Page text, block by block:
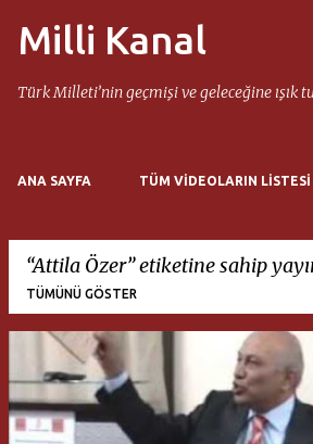
Ana içeriğe atla
Milli Kanal
Türk Milleti’nin geçmişi ve geleceğine ışık
ANA SAYFA TÜM VIDEOLARIN LISTESI
Attila Özer etiketine sahip
TÜMÜNÜ GÖSTER
a
y